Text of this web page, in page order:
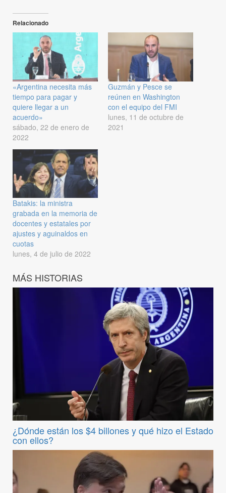
Relacionado
«Argentina necesita más
tiempo para pagar y
quiere llegar a un
acuerdo»
sábado, 22 de enero de
2022
Guzmán y Pesce se
reúnen en Washington
con el equipo del FMI
lunes, 11 de octubre de
2021
Batakis: la ministra
grabada en la memoria de
docentes y estatales por
ajustes y aguinaldos en
cuotas
lunes, 4 de julio de 2022
MÁS HISTORIAS
¿Dónde están los $4 billones y qué hizo el Estado
con ellos?